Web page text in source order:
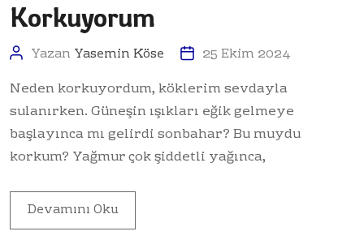
Korkuyorum
Yazan Yasemin Köse 25 Ekim 2024
Neden korkuyordum, köklerim sevdayla
sulanırken. Güneşin ışıkları eğik gelmeye
başlayınca mı gelirdi sonbahar? Bu muydu
korkum? Yağmur çok şiddetli yağınca,
Devamını Oku